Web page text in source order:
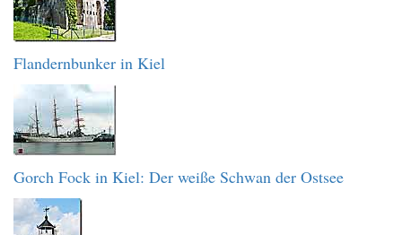
Flandernbunker in Kiel
Gorch Fock in Kiel: Der weiße Schwan der Ostsee